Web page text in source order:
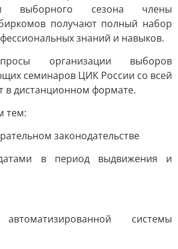
выборного сезона члены
получают полный набор
знаний и навыков.
организации выборов
семинаров ЦИК России со всей
в дистанционном формате.
тем:
законодательстве
в период выдвижения и
системы